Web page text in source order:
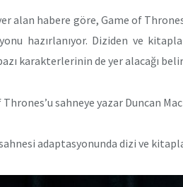
alan habere göre, Game of
hazırlanıyor. Diziden ve
karakterlerinin de yer alacağı
Thrones’u sahneye yazar Duncan
adaptasyonunda dizi ve